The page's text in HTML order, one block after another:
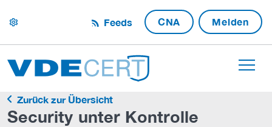
settings Feeds CNA Melden
Zurück zur Übersicht
Security unter Kontrolle